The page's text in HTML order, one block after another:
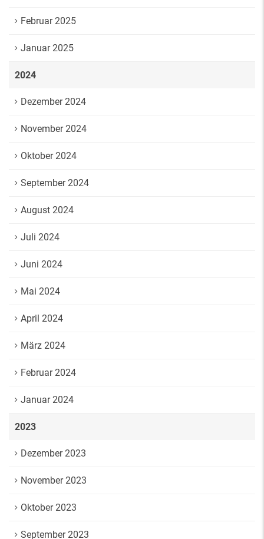
Februar 2025
Januar 2025
2024
Dezember 2024
November 2024
Oktober 2024
September 2024
August 2024
Juli 2024
Juni 2024
Mai 2024
April 2024
März 2024
Februar 2024
Januar 2024
2023
Dezember 2023
November 2023
Oktober 2023
September 2023